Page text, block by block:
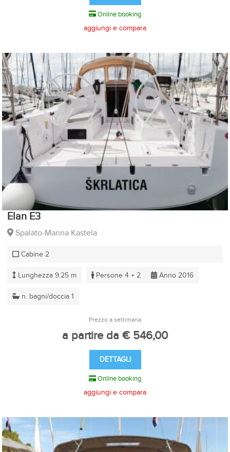
Online booking
aggiungi e compara
Elan E3
Spalato-Marina Kastela
Cabine 2
Lunghezza 9.25 m Persone 4 + 2 Anno 2016
n. bagni/doccia 1
Prezzo a settimana
a partire da € 546,00
DETTAGLI
Online booking
aggiungi e compara